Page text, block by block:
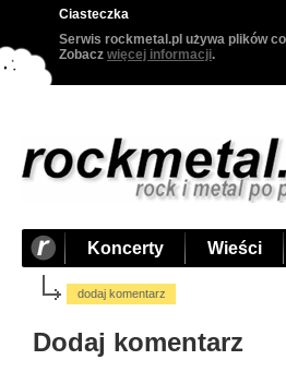
Ciasteczka
Serwis rockmetal.pl używa plików
Zobacz więcej informacji.
Koncerty Wieści
dodaj komentarz
Dodaj komentarz